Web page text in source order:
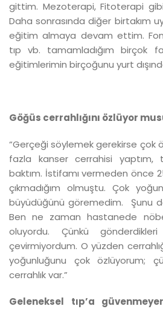
gittim. Mezoterapi, Fitoterapi
Daha sonrasında diğer birtakım
eğitim almaya devam ettim.
tıp vb. tamamladığım birçok
eğitimlerimin birçoğunu yurt
Göğüs cerrahlığını özlüyor
“Gerçeği söylemek gerekirse çok
fazla kanser cerrahisi yaptım,
baktım. İstifamı vermeden önce
çıkmadığım olmuştu. Çok
büyüdüğünü göremedim. Şunu
Ben ne zaman hastanede
oluyordu. Çünkü
çevirmiyordum. O yüzden
yoğunluğunu çok özlüyorum;
cerrahlık var.”
Geleneksel tıp’a